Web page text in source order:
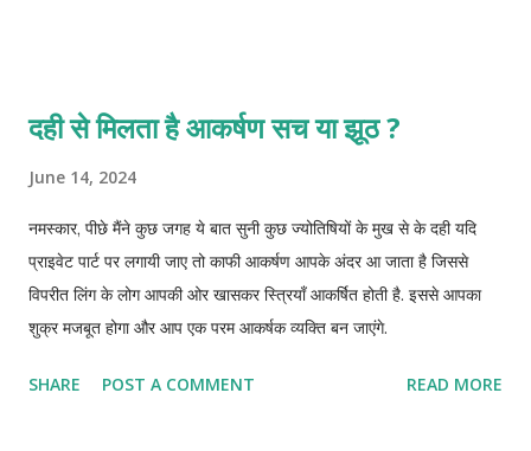
दही से मिलता है आकर्षण सच या झूठ ?
June 14, 2024
नमस्कार, पीछे मैंने कुछ जगह ये बात सुनी कुछ ज्योतिषियों के मुख से के दही यदि
प्राइवेट पार्ट पर लगायी जाए तो काफी आकर्षण आपके अंदर आ जाता है जिससे
विपरीत लिंग के लोग आपकी ओर खासकर स्त्रियाँ आकर्षित होती है. इससे आपका
शुक्र मजबूत होगा और आप एक परम आकर्षक व्यक्ति बन जाएंगे.
SHARE POST A COMMENT READ MORE